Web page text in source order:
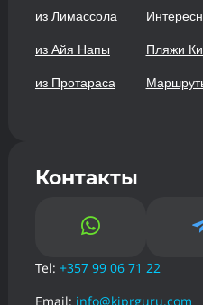
из Лимассола
из Айя Напы
из Протараса
Пляжи
Контакты

Tel: +357 99 06 71 22
Email: info@kiprguru.com